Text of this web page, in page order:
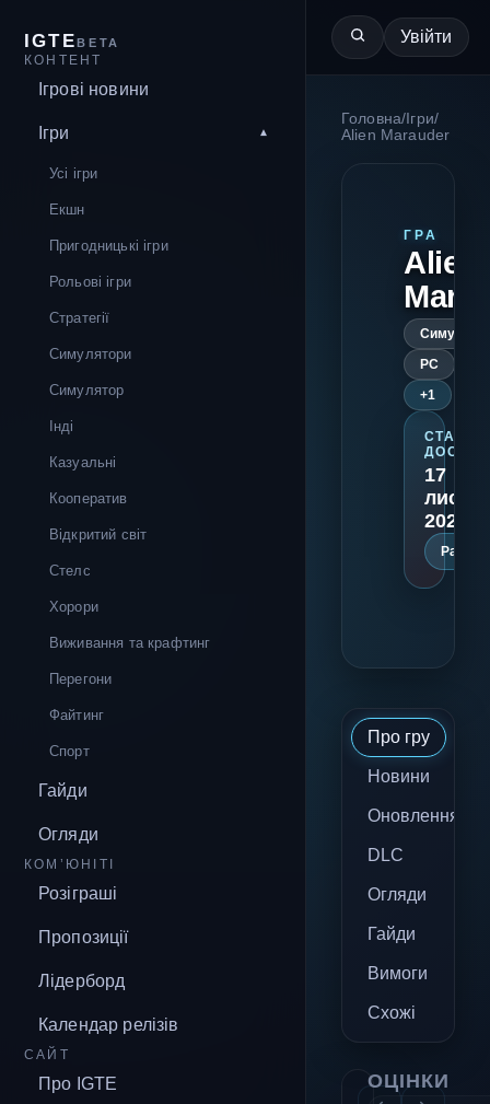
IGTEBETA
КОНТЕНТ
Ігрові новини
Ігри
Усі ігри
Екшн
Пригодницькі ігри
Рольові ігри
Стратегії
Симулятори
Симулятор
Інді
Казуальні
Кооператив
Відкритий світ
Стелс
Хорори
Виживання та крафтинг
Перегони
Файтинг
Спорт
Гайди
Огляди
КОМ’ЮНІТІ
Розіграші
Пропозиції
Лідерборд
Календар релізів
САЙТ
Про IGTE
Увійти
Головна/ Ігри/
Alien Marauder
ГРА
Alien
PC
+1
СТАРТ
17
2021
Про гру
Новини
Оновлення
DLC
Огляди
Гайди
Вимоги
Схожі
ОЦІНКИ